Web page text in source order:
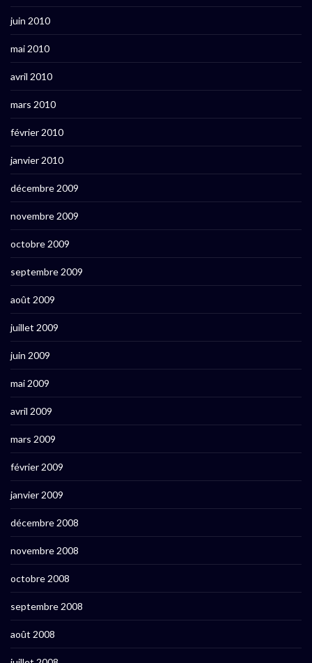
juin 2010
mai 2010
avril 2010
mars 2010
février 2010
janvier 2010
décembre 2009
novembre 2009
octobre 2009
septembre 2009
août 2009
juillet 2009
juin 2009
mai 2009
avril 2009
mars 2009
février 2009
janvier 2009
décembre 2008
novembre 2008
octobre 2008
septembre 2008
août 2008